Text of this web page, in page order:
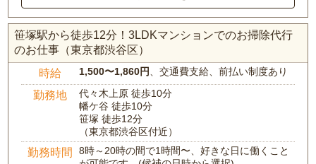
笹塚駅から徒歩12分！3LDKマンションでのお掃除代行
のお仕事（東京都渋谷区）
時給 1,500〜1,860円、交通費支給、前払い制度あり
勤務地
代々木上原 徒歩10分
幡ケ谷 徒歩10分
笹塚 徒歩12分
（東京都渋谷区付近）
勤務時間
8時～20時の間で1時間〜、好きな日に働くこと